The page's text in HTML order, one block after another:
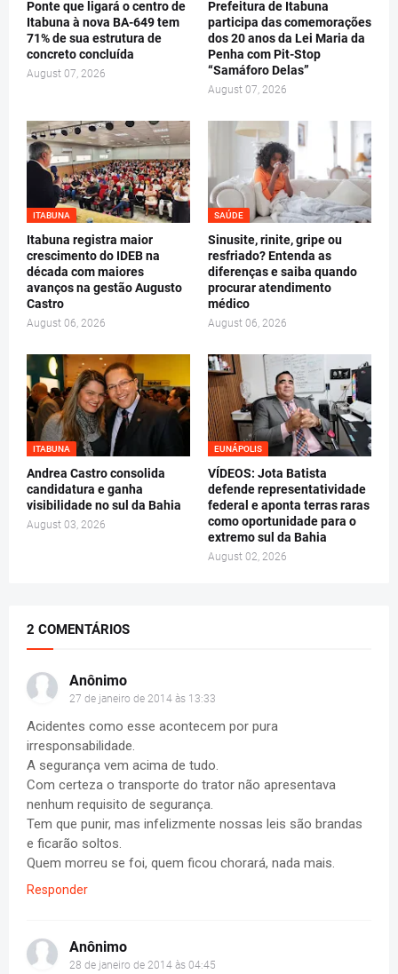
Ponte que ligará o centro de
Itabuna à nova BA-649 tem
71% de sua estrutura de
concreto concluída
August 07, 2026
Prefeitura de Itabuna
participa das comemorações
dos 20 anos da Lei Maria da
Penha com Pit-Stop
“Samáforo Delas”
August 07, 2026
ITABUNA
Itabuna registra maior
crescimento do IDEB na
década com maiores
avanços na gestão Augusto
Castro
August 06, 2026
SAÚDE
Sinusite, rinite, gripe ou
resfriado? Entenda as
diferenças e saiba quando
procurar atendimento
médico
August 06, 2026
ITABUNA
Andrea Castro consolida
candidatura e ganha
visibilidade no sul da Bahia
August 03, 2026
EUNÁPOLIS
VÍDEOS: Jota Batista
defende representatividade
federal e aponta terras raras
como oportunidade para o
extremo sul da Bahia
August 02, 2026
2 COMENTÁRIOS
Anônimo
27 de janeiro de 2014 às 13:33
Acidentes como esse acontecem por pura
irresponsabilidade.
A segurança vem acima de tudo.
Com certeza o transporte do trator não apresentava
nenhum requisito de segurança.
Tem que punir, mas infelizmente nossas leis são brandas
e ficarão soltos.
Quem morreu se foi, quem ficou chorará, nada mais.
Responder
Anônimo
28 de janeiro de 2014 às 04:45